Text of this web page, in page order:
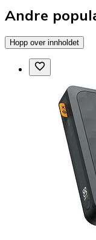
Andre
Hopp over innholdet